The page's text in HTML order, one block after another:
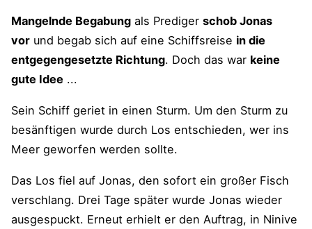
Suche dir Vorbilder
Meditiere, um Mut aufzubauen
Merk- und Reflexionskarte zum Thema
blueprints-Pareto-Tipp: Jonas Komplex –
Jonas-Komplex – der Roman vom Fischer-
Verlag
Mangelnde Begabung als Prediger schob Jonas
vor und begab sich auf eine Schiffsreise in die
entgegengesetzte Richtung. Doch das war keine
gute Idee ...
Sein Schiff geriet in einen Sturm. Um den Sturm zu
besänftigen wurde durch Los entschieden, wer ins
Meer geworfen werden sollte.
Das Los fiel auf Jonas, den sofort ein großer Fisch
verschlang. Drei Tage später wurde Jonas wieder
ausgespuckt. Erneut erhielt er den Auftrag, in Ninive